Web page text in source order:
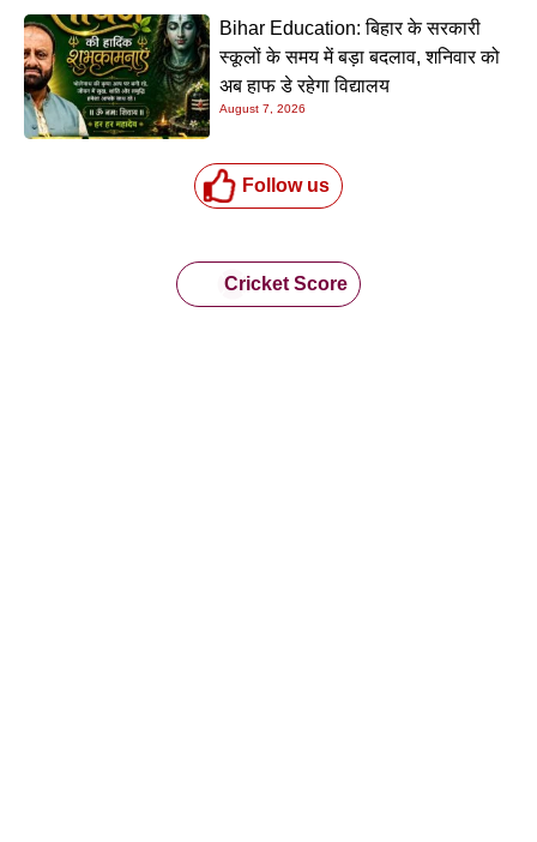
Bihar Education: बिहार के सरकारी
स्कूलों के समय में बड़ा बदलाव, शनिवार को
अब हाफ डे रहेगा विद्यालय
August 7, 2026
Follow us
Cricket Score